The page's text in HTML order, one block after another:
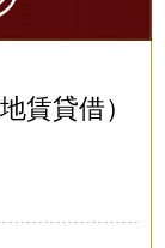
賃貸借）